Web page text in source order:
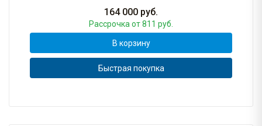
164 000 руб.
Рассрочкаот 811 руб.
В корзину
Быстрая покупка